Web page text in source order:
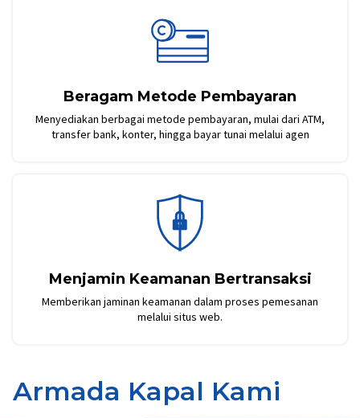
Beragam Metode Pembayaran
Menyediakan berbagai metode pembayaran, mulai dari ATM,
transfer bank, konter, hingga bayar tunai melalui agen
Menjamin Keamanan Bertransaksi
Memberikan jaminan keamanan dalam proses pemesanan
melalui situs web.
Armada Kapal Kami